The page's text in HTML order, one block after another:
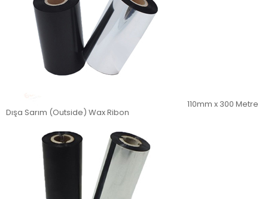
110mm x 300 Metre
Dışa Sarım (Outside) Wax Ribon